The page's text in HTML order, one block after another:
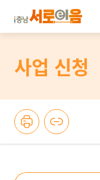
사업 신청